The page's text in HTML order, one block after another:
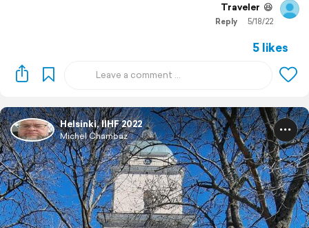
Traveler 😆
5/18/22
Reply
5 likes
Helsinki, IIHF 2022
Michel Chambaz